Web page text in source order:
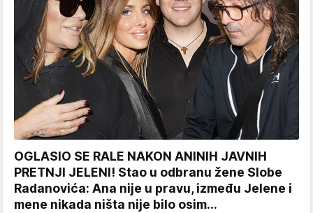
OGLASIO SE RALE NAKON ANINIH JAVNIH
PRETNJI JELENI! Stao u odbranu žene Slobe
Radanovića: Ana nije u pravu, između Jelene i
mene nikada ništa nije bilo osim...